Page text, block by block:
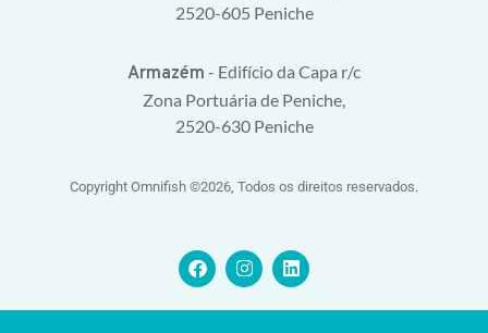
2520-605 Peniche
Armazém - Edifício da Capa r/c
Zona Portuária de Peniche,
2520-630 Peniche
Copyright Omnifish ©2026, Todos os direitos reservados.